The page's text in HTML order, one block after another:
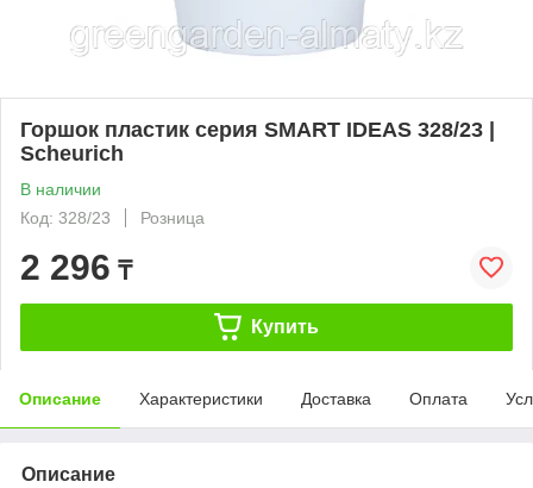
Горшок пластик серия SMART IDEAS 328/23 |
Scheurich
В наличии
Код: 328/23
Розница
2 296 ₸
Купить
Описание Характеристики Доставка Оплата
Описание